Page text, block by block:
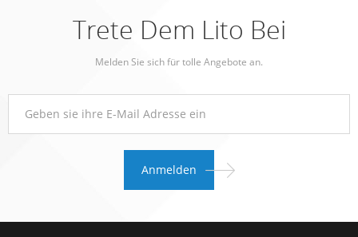
Trete Dem Lito Bei
Melden Sie sich für tolle Angebote an.